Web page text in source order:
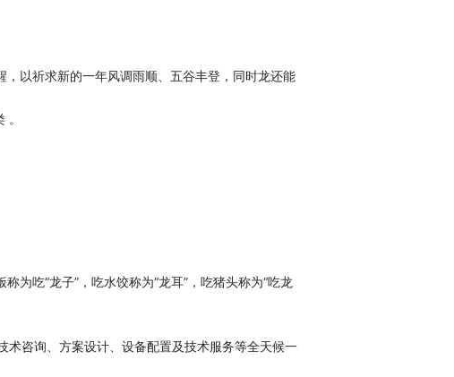
，以祈求新的一年风调雨顺、五谷丰登，同时龙还能
为吃“龙子”，吃水饺称为“龙耳”，吃猪头称为“吃龙
咨询、方案设计、设备配置及技术服务等全天候一